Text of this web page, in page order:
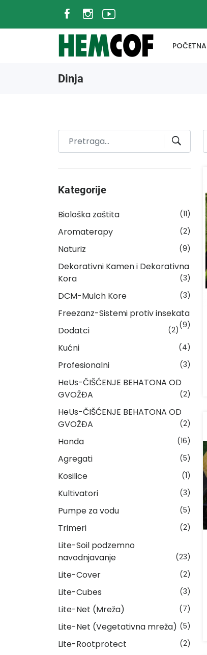
POČETNA
Dinja
Kategorije
Biološka zaštita (11)
Aromaterapy (2)
Naturiz (9)
Dekorativni Kamen i Dekorativna
Kora
(3)
DCM-Mulch Kore (3)
Freezanz-Sistemi protiv insekata
(9)
Dodatci (2)
Kućni (4)
Profesionalni (3)
HeUs-ČIŠĆENJE BEHATONA OD
GVOŽĐA
(2)
HeUs-ČIŠĆENJE BEHATONA OD
GVOŽĐA
(2)
Honda (16)
Agregati (5)
Kosilice (1)
Kultivatori (3)
Pumpe za vodu (5)
Trimeri (2)
Lite-Soil podzemno
navodnjavanje
(23)
Lite-Cover (2)
Lite-Cubes (3)
Lite-Net (Mreža) (7)
Lite-Net (Vegetativna mreža) (5)
Lite-Rootprotect (2)